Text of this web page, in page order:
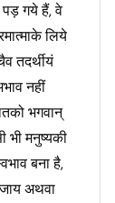
गये हैं, वे
लिये
तदर्थीयं
नहीं
भगवान्
भी मनुष्यकी
बना है,
अथवा